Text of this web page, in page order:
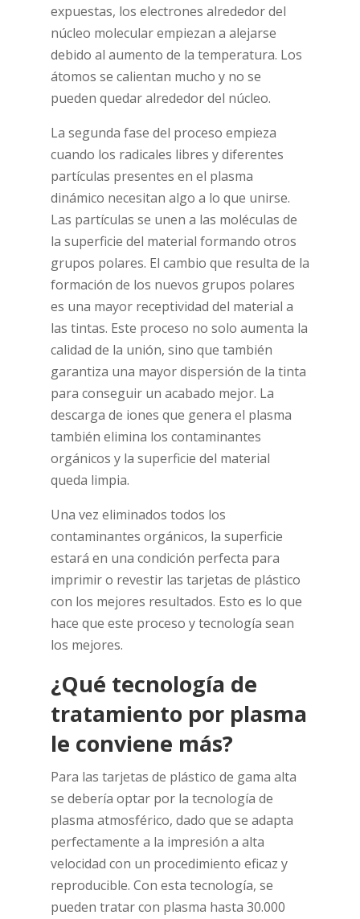
expuestas, los electrones alrededor del
núcleo molecular empiezan a alejarse
debido al aumento de la temperatura. Los
átomos se calientan mucho y no se
pueden quedar alrededor del núcleo.
La segunda fase del proceso empieza
cuando los radicales libres y diferentes
partículas presentes en el plasma
dinámico necesitan algo a lo que unirse.
Las partículas se unen a las moléculas de
la superficie del material formando otros
grupos polares. El cambio que resulta de la
formación de los nuevos grupos polares
es una mayor receptividad del material a
las tintas. Este proceso no solo aumenta la
calidad de la unión, sino que también
garantiza una mayor dispersión de la tinta
para conseguir un acabado mejor. La
descarga de iones que genera el plasma
también elimina los contaminantes
orgánicos y la superficie del material
queda limpia.
Una vez eliminados todos los
contaminantes orgánicos, la superficie
estará en una condición perfecta para
imprimir o revestir las tarjetas de plástico
con los mejores resultados. Esto es lo que
hace que este proceso y tecnología sean
los mejores.
¿Qué tecnología de
tratamiento por plasma
le conviene más?
Para las tarjetas de plástico de gama alta
se debería optar por la tecnología de
plasma atmosférico, dado que se adapta
perfectamente a la impresión a alta
velocidad con un procedimiento eficaz y
reproducible. Con esta tecnología, se
pueden tratar con plasma hasta 30.000